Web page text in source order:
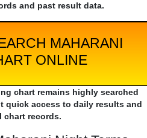
and past result data.
MAHARANI
ONLINE
chart remains highly searched
quick access to daily results and
chart records.